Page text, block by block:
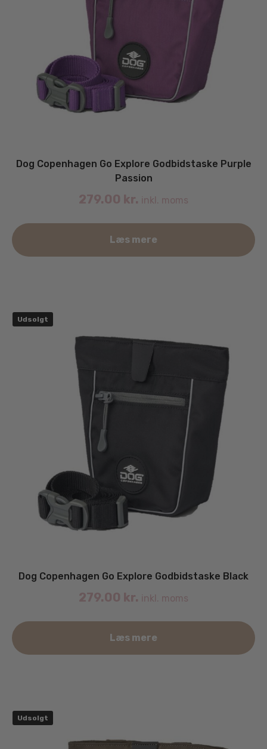
Dog Copenhagen Go Explore Godbidstaske Purple
Passion
279.00 kr. inkl. moms
Læs mere
Udsolgt
Dog Copenhagen Go Explore Godbidstaske Black
279.00 kr. inkl. moms
Læs mere
Udsolgt